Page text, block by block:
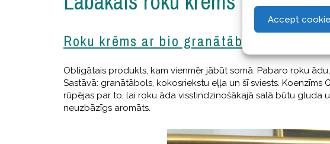
Accept
Roku krēms ar bio granātābolu un Q10,
Obligātais produkts, kam vienmēr jābūt somā. Pabaro roku
Sastāvā: granātābols, kokosriekstu eļļa un šī sviests.
rūpējas par to, lai roku āda visstindzinošākajā salā būtu gluda
neuzbāzīgs aromāts.